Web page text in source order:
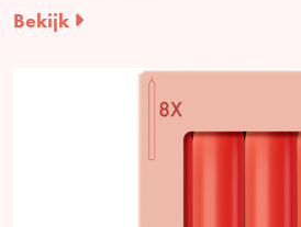
Bekijk